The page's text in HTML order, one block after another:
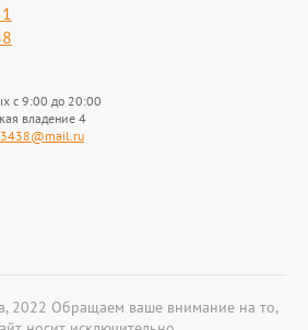
с 9:00 до 20:00
владение 4
2022 Обращаем ваше внимание на то,